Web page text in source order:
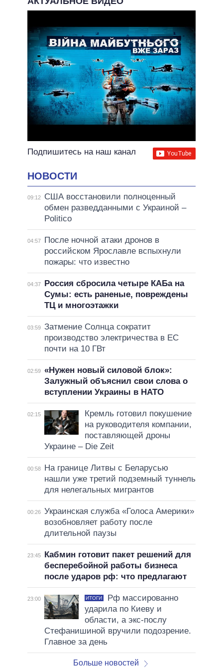
ОБЕЩАНИЯ В ПРОЦЕССЕ
ВСЕ ОБЕЩАНИЯ
АРХИВНЫЕ ОБЕЩАНИЯ
Подпишитесь на наш канал
НОВОСТИ
09:12
США восстановили полноценный
обмен разведданными с Украиной –
Politico
04:57
После ночной атаки дронов в
российском Ярославле вспыхнули
пожары: что известно
04:37
Россия сбросила четыре КАБа на
Сумы: есть раненые, повреждены
ТЦ и многоэтажки
03:59 Затмение Солнца сократит
производство электричества в ЕС
почти на 10 ГВт
02:59 «Нужен новый силовой блок»:
Залужный объяснил свои слова о
вступлении Украины в НАТО
02:15
Кремль готовил покушение
на руководителя компании,
поставляющей дроны
Украине – Die Zeit
00:58
На границе Литвы с Беларусью
нашли уже третий подземный туннель
для нелегальных мигрантов
00:26 Украинская служба «Голоса Америки»
возобновляет работу после
длительной паузы
23:45
Кабмин готовит пакет решений для
бесперебойной работы бизнеса
после ударов рф: что предлагают
23:00 ИТОГИ
Рф массированно
ударила по Киеву и
области, а экс-послу
Стефанишиной вручили подозрение.
Главное за день
Больше новостей